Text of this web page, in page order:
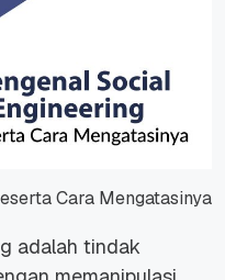
Cara Mengatasinya
adalah tindak